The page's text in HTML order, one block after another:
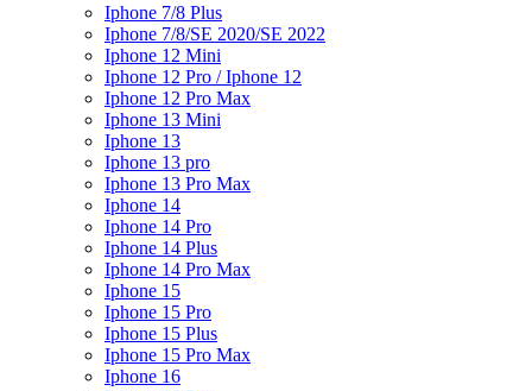
Iphone 7/8 Plus
Iphone 7/8/SE 2020/SE 2022
Iphone 12 Mini
Iphone 12 Pro / Iphone 12
Iphone 12 Pro Max
Iphone 13 Mini
Iphone 13
Iphone 13 pro
Iphone 13 Pro Max
Iphone 14
Iphone 14 Pro
Iphone 14 Plus
Iphone 14 Pro Max
Iphone 15
Iphone 15 Pro
Iphone 15 Plus
Iphone 15 Pro Max
Iphone 16